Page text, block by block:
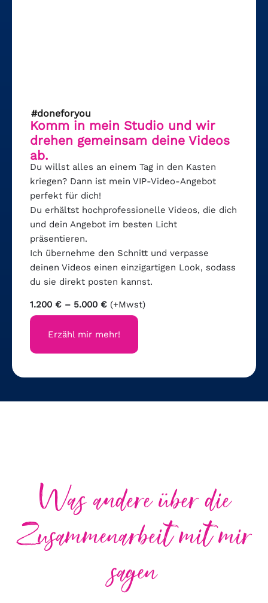
#doneforyou
Komm in mein Studio und wir
drehen gemeinsam deine Videos
ab.
Du willst alles an einem Tag in den Kasten
kriegen? Dann ist mein VIP-Video-Angebot
perfekt für dich!
Du erhältst hochprofessionelle Videos, die dich
und dein Angebot im besten Licht
präsentieren.
Ich übernehme den Schnitt und verpasse
deinen Videos einen einzigartigen Look, sodass
du sie direkt posten kannst.
1.200 € – 5.000 € (+Mwst)
Erzähl mir mehr!
Was andere über die
Zusammenarbeit mit mir
sagen